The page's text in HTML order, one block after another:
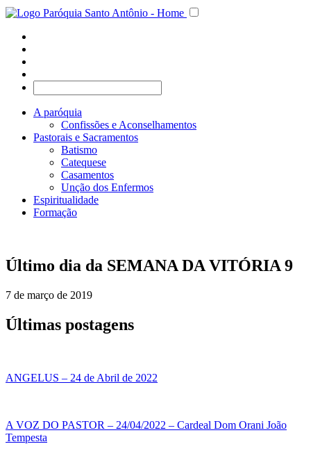
A paróquia
Confissões e Aconselhamentos
Pastorais e Sacramentos
Batismo
Catequese
Casamentos
Unção dos Enfermos
Espiritualidade
Formação
Último dia da SEMANA DA VITÓRIA 9
7 de março de 2019
Últimas postagens
ANGELUS – 24 de Abril de 2022
A VOZ DO PASTOR – 24/04/2022 – Cardeal Dom Orani João
Tempesta